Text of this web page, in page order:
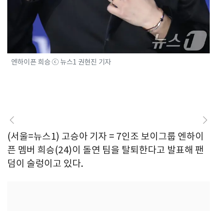
엔하이픈 희승 ⓒ 뉴스1 권현진 기자
(서울=뉴스1) 고승아 기자 = 7인조 보이그룹 엔하이
픈 멤버 희승(24)이 돌연 팀을 탈퇴한다고 발표해 팬
덤이 술렁이고 있다.